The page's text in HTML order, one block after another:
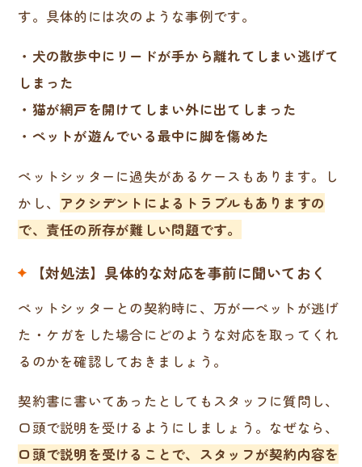
す。具体的には次のような事例です。
・犬の散歩中にリードが手から離れてしまい逃げて
しまった
・猫が網戸を開けてしまい外に出てしまった
・ペットが遊んでいる最中に脚を傷めた
ペットシッターに過失があるケースもあります。し
かし、 アクシデントによるトラブルもありますの
で、責任の所存が難しい問題です。
【対処法】具体的な対応を事前に聞いておく
ペットシッターとの契約時に、万が一ペットが逃げ
た・ケガをした場合にどのような対応を取ってくれ
るのかを確認しておきましょう。
契約書に書いてあったとしてもスタッフに質問し、
口頭で説明を受けるようにしましょう。なぜなら、
口頭で説明を受けることで、スタッフが契約内容を